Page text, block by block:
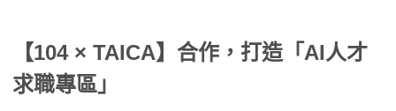
【104 × TAICA】合作，打造「AI人才
求職專區」